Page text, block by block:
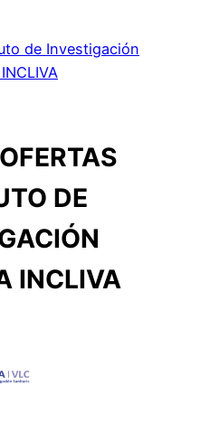
de Investigación
DE
INCLIVA